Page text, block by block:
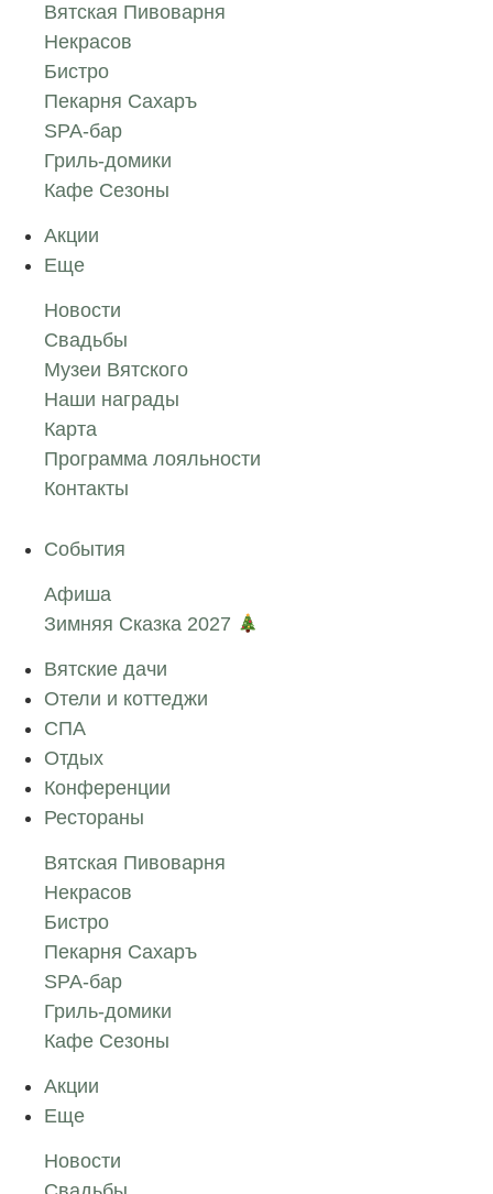
Вятская Пивоварня
Некрасов
Бистро
Пекарня Сахаръ
SPA-бар
Гриль-домики
Кафе Сезоны
Акции
Еще
Новости
Свадьбы
Музеи Вятского
Наши награды
Карта
Программа лояльности
Контакты
События
Афиша
Зимняя Сказка 2027
Вятские дачи
Отели и коттеджи
СПА
Отдых
Конференции
Рестораны
Вятская Пивоварня
Некрасов
Бистро
Пекарня Сахаръ
SPA-бар
Гриль-домики
Кафе Сезоны
Акции
Еще
Новости